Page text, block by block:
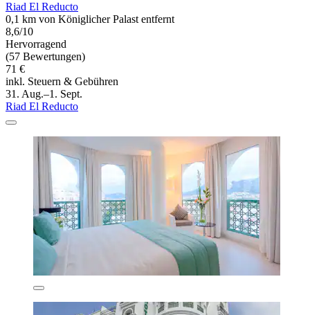
Riad El Reducto
0,1 km von Königlicher Palast entfernt
8,6/10
Hervorragend
(57 Bewertungen)
71 €
inkl. Steuern & Gebühren
31. Aug.–1. Sept.
Riad El Reducto